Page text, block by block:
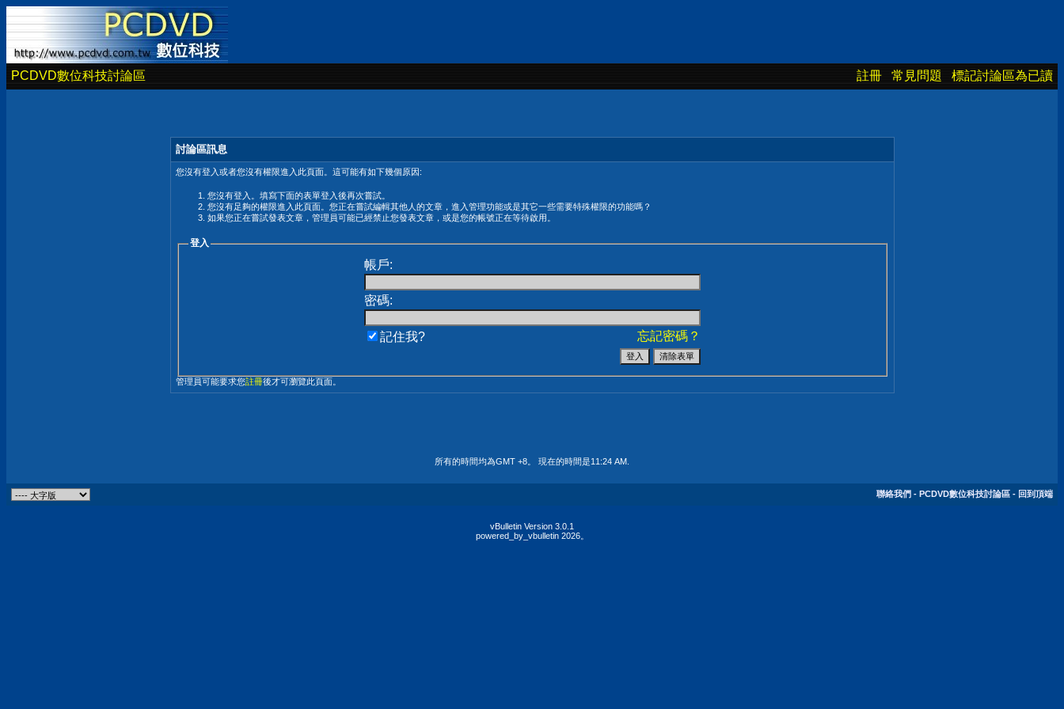
PCDVD數位科技討論區 註冊 常見問題 標記討論區為已讀
討論區訊息
您沒有登入或者您沒有權限進入此頁面。這可能有如下幾個原因:
您沒有登入。填寫下面的表單登入後再次嘗試。
您沒有足夠的權限進入此頁面。您正在嘗試編輯其他人的文章，進入管理功能或是其它一些需要特殊權限的功能嗎？
如果您正在嘗試發表文章，管理員可能已經禁止您發表文章，或是您的帳號正在等待啟用。
登入
帳戶:
密碼:
忘記密碼？
記住我?
管理員可能要求您註冊後才可瀏覽此頁面。
所有的時間均為GMT +8。 現在的時間是11:24 AM
聯絡我們 - PCDVD數位科技討論區 - 回到頂端
vBulletin Version 3.0.1
powered_by_vbulletin 2026。